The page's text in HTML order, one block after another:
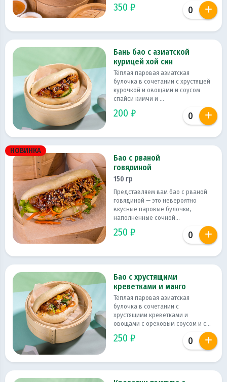
350 ₽
Бань бао с азиатской
курицей хой син
Тёплая паровая азиатская
булочка в сочетании с хрустящей
курочкой и овощами и соусом
спайси кимчи и ...
200 ₽
НОВИНКА
Бао с рваной
говядиной
150 гр
Представляем вам бао с рваной
говядиной — это невероятно
вкусные паровые булочки,
наполненные сочной...
250 ₽
Бао с хрустящими
креветками и манго
Тёплая паровая азиатская
булочка в сочетании с
хрустящими креветками и
овощами с ореховым соусом и с...
250 ₽